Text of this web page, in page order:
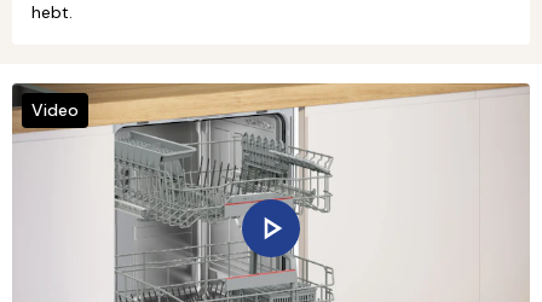
hebt.
Video